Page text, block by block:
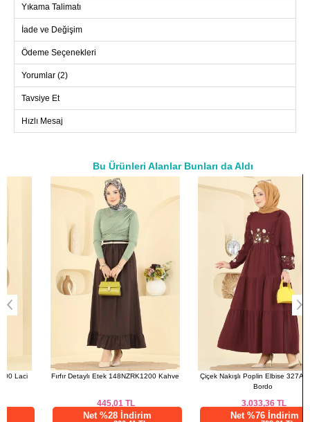
Elegan ve modern bir görünüm için dolabınızda yer ayırın.
ETEK BEDEN ÖLÇÜLERİ
Beden
Basen
Boy
1
Yıkama Talimatı
İade ve Değişim
Ödeme Seçenekleri
Yorumlar (2)
Tavsiye Et
Hızlı Mesaj
Bu Ürünleri Alanlar Bunları da Aldı
a>
Fırfır Detaylı Etek 148NZRK1200 Kahve
TL
Net %28 İndirim
Çiçek Nakışlı Poplin Elbise 327ASN888
TL
Net %76 İndirim